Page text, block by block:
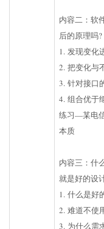
内容二：软
后的原理吗?
1. 发现变化
2. 把变化与
3. 针对接口
4. 组合优于
练习—某电
本质
内容三：什
就是好的设
1. 什么是好
2. 难道不使
3. 为什么需